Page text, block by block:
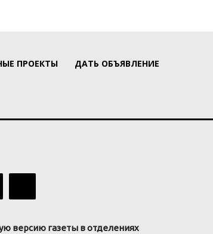
ПРОЕКТЫ ДАТЬ ОБЪЯВЛЕНИЕ
версию газеты в отделениях